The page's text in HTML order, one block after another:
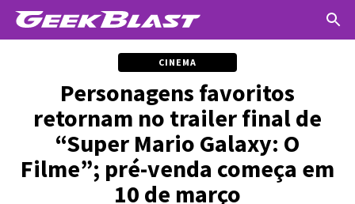
CINEMA
Personagens favoritos
retornam no trailer final de
“Super Mario Galaxy: O
Filme”; pré-venda começa em
10 de março